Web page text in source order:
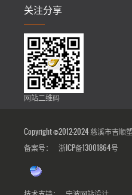
关注分享
网站二维码
Copyright ©2012-2024 慈溪市吉
备案号：
浙ICP备13001864号